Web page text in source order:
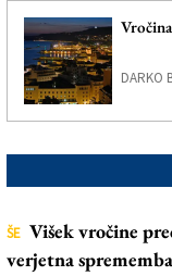
DARKO
ŠE Višek vročine
verjetna sprememba